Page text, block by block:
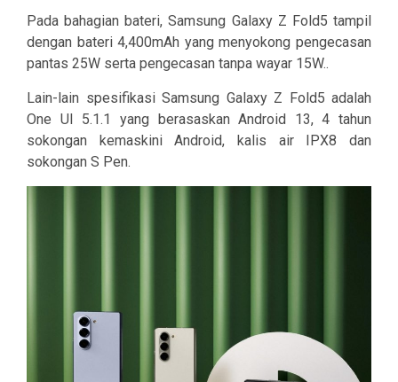
Pada bahagian bateri, Samsung Galaxy Z Fold5 tampil
dengan bateri 4,400mAh yang menyokong pengecasan
pantas 25W serta pengecasan tanpa wayar 15W..
Lain-lain spesifikasi Samsung Galaxy Z Fold5 adalah
One UI 5.1.1 yang berasaskan Android 13, 4 tahun
sokongan kemaskini Android, kalis air IPX8 dan
sokongan S Pen.